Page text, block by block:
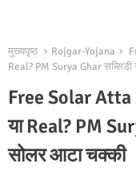
मुख्यपृष्ठ Rojgar-Yojana
Real? PM Surya Ghar
Free Solar
या Real? PM
सोलर आटा चक्की